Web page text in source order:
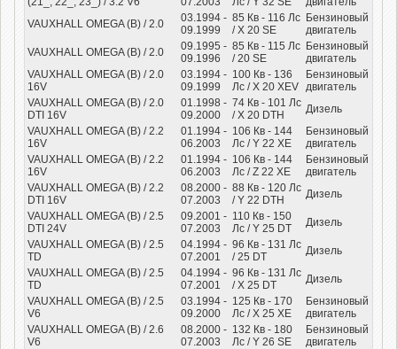
VAUXHALL OMEGA (B) / 2.0
03.1994 -
09.1999
85 Кв - 116 Лс
/ X 20 SE
Бензиновый
двигатель
VAUXHALL OMEGA (B) / 2.0
09.1995 -
09.1996
85 Кв - 115 Лс
/ 20 SE
Бензиновый
двигатель
VAUXHALL OMEGA (B) / 2.0
16V
03.1994 -
09.1999
100 Кв - 136
Лс / X 20 XEV
Бензиновый
двигатель
VAUXHALL OMEGA (B) / 2.0
DTI 16V
01.1998 -
09.2000
74 Кв - 101 Лс
/ X 20 DTH
Дизель
VAUXHALL OMEGA (B) / 2.2
16V
01.1994 -
06.2003
106 Кв - 144
Лс / Y 22 XE
Бензиновый
двигатель
VAUXHALL OMEGA (B) / 2.2
16V
01.1994 -
06.2003
106 Кв - 144
Лс / Z 22 XE
Бензиновый
двигатель
VAUXHALL OMEGA (B) / 2.2
DTI 16V
08.2000 -
07.2003
88 Кв - 120 Лс
/ Y 22 DTH
Дизель
VAUXHALL OMEGA (B) / 2.5
DTI 24V
09.2001 -
07.2003
110 Кв - 150
Лс / Y 25 DT
Дизель
VAUXHALL OMEGA (B) / 2.5
TD
04.1994 -
07.2001
96 Кв - 131 Лс
/ 25 DT
Дизель
VAUXHALL OMEGA (B) / 2.5
TD
04.1994 -
07.2001
96 Кв - 131 Лс
/ X 25 DT
Дизель
VAUXHALL OMEGA (B) / 2.5
V6
03.1994 -
09.2000
125 Кв - 170
Лс / X 25 XE
Бензиновый
двигатель
VAUXHALL OMEGA (B) / 2.6
V6
08.2000 -
07.2003
132 Кв - 180
Лс / Y 26 SE
Бензиновый
двигатель